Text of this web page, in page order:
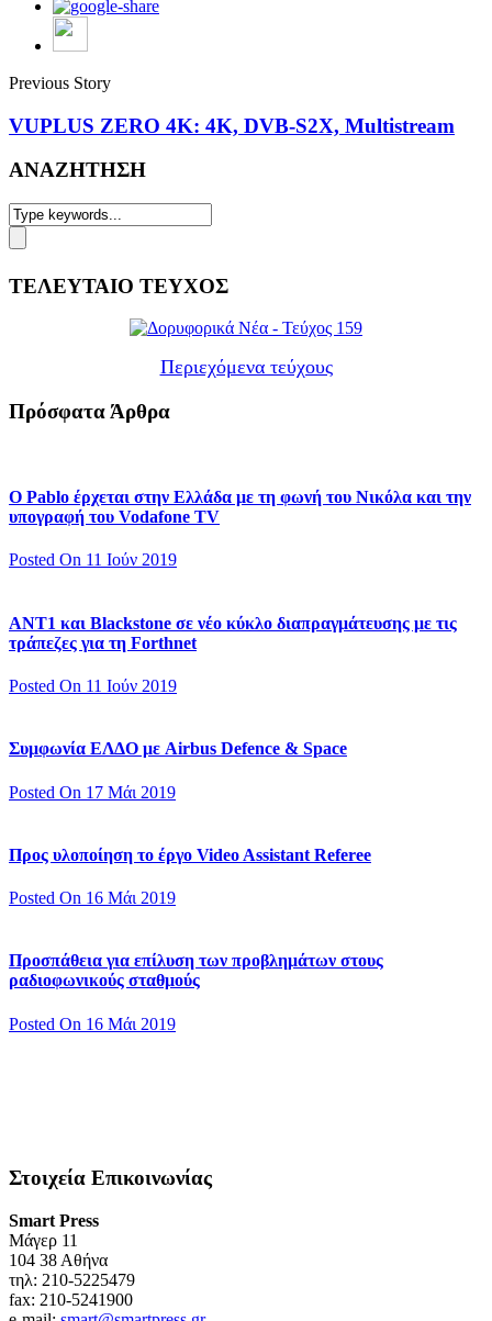
Previous Story
VUPLUS ZERO 4K: 4K, DVB-S2X, Multistream
ΑΝΑΖΗΤΗΣΗ
ΤΕΛΕΥΤΑΙΟ ΤΕΥΧΟΣ
Περιεχόμενα τεύχους
Πρόσφατα Άρθρα
Ο Pablo έρχεται στην Ελλάδα με τη φωνή του Νικόλα και την
υπογραφή του Vodafone TV
Posted On 11 Ιούν 2019
ΑΝΤ1 και Blackstone σε νέο κύκλο διαπραγμάτευσης με τις
τράπεζες για τη Forthnet
Posted On 11 Ιούν 2019
Συμφωνία ΕΛΔΟ με Airbus Defence & Space
Posted On 17 Μάι 2019
Προς υλοποίηση το έργο Video Assistant Referee
Posted On 16 Μάι 2019
Προσπάθεια για επίλυση των προβλημάτων στους
ραδιοφωνικούς σταθμούς
Posted On 16 Μάι 2019
Στοιχεία Επικοινωνίας
Smart Press
Mάγερ 11
104 38 Αθήνα
τηλ: 210-5225479
fax: 210-5241900